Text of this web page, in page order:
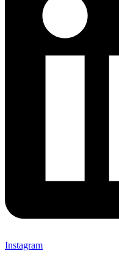
Instagram